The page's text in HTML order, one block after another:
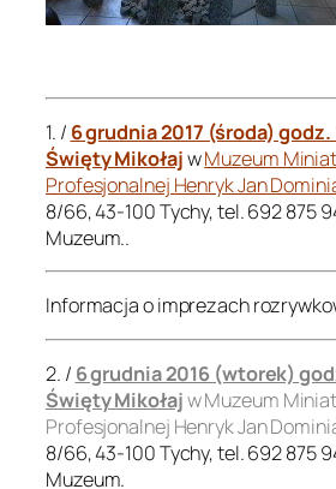
1. / 6 grudnia 2017 (środa) godz.
Święty MikołajwMuzeum
Profesjonalnej Henryk Jan
8/66, 43-100 Tychy, tel. 692 875
Muzeum..
Informacja o imprezach
2. / 6 grudnia 2016 (wtorek)
Święty Mikołajw Muzeum
Profesjonalnej Henryk Jan
8/66, 43-100 Tychy, tel. 692 875
Muzeum.